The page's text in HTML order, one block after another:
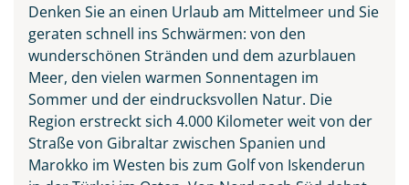
Denken Sie an einen Urlaub am Mittelmeer und Sie
geraten schnell ins Schwärmen: von den
wunderschönen Stränden und dem azurblauen
Meer, den vielen warmen Sonnentagen im
Sommer und der eindrucksvollen Natur. Die
Region erstreckt sich 4.000 Kilometer weit von der
Straße von Gibraltar zwischen Spanien und
Marokko im Westen bis zum Golf von Iskenderun